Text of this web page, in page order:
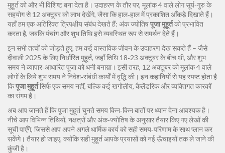
मुहूर्त को और भी विशिष्ट बना देता है। उदाहरण के तौर पर, मूलांक 4 वाले लोग सूर्य‑गुरु के
सहयोग से 12 अक्टूबर को लाभ देखेंगे, जैसा कि हाल‑हाल में प्रकाशित आँकड़े दिखाते हैं।
यहाँ हम एक अतिरिक्त त्रिपक्षीय संबंध देखते हैं: अंक ज्योतिषपूजा मुहूर्तको प्रभावित
करता है, जबकि पंचांग और शुभ तिथि इसे व्यवस्थित रूप से समर्थन देते हैं।
इन सभी तत्वों को जोड़ते हुए, हम कई वास्तविक जीवन के उदाहरण देख सकते हैं – जैसे
दीवाली 2025 के लिए निर्धारित मुहूर्त, जहाँ तिथि 18‑23 अक्टूबर के बीच थी, और शुभ
समय ने व्यापार‑आधारित पूजा को धनी बनाय़ा। इसी तरह, 12 अक्टूबर को मूलांक 4 वाले
लोगों के लिये शुभ समय ने निवेश‑संबंधी कार्यों में वृद्धि की। इन कहानियों से यह स्पष्ट होता है
किपूजा मुहूर्तसिर्फ एक समय नहीं, बल्कि कई खगोलीय, कैलेंडरिक और व्यक्तिगत कारकों
का संगम है।
अब आप जानते हैं कि पूजा मुहूर्त चुनते समय किन‑किन बातों पर ध्यान देना आवश्यक है।
नीचे आप विभिन्न तिथियों, नक्षत्रों और अंक‑ज्योतिष के अनुसार तैयार किए गए लेखों की
सूची पाएँगे, जिससे आप अपने अगले धार्मिक कार्य को सही समय‑परिणाम के साथ प्लान कर
सकेंगे। तैयार हो जाइए, क्योंकि सही मुहूर्त आपके प्रयासों को नई ऊँचाइयों तक ले जाने की
कुंजी है।